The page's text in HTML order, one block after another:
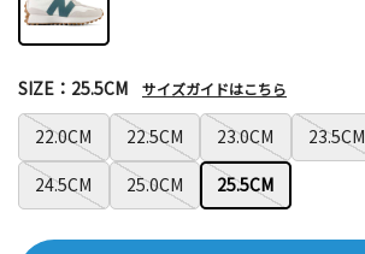
22.0CM 22.5CM 23.0CM 23.5CM
24.5CM
25.0CM 25.5CM
SIZE：25.5CM サイズガイドはこちら